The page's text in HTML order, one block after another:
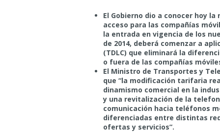
El Gobierno dio a conocer hoy
acceso para las compañías
la entrada en vigencia de los
de 2014, deberá comenzar a
(TDLC) que eliminará la
o fuera de las compañías
El Ministro de Transportes y
que “la modificación tarifaria
dinamismo comercial en la
y una revitalización de la
comunicación hacia teléfonos
diferenciadas entre distintas
ofertas y servicios”.